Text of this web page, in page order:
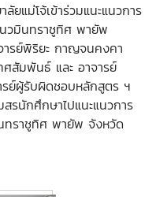
ยแม่โจ้เข้าร่วมแนะแนวการ
นวมินทราชูทิศ พายัพ
ารย์พิริยะ กาญจนคงคา
สัมพันธ์ และ อาจารย์
ย์ผู้รับผิดชอบหลักสูตร ฯ
สรนักศึกษาไปแนะแนวการ
ทราชูทิศ พายัพ จังหวัด